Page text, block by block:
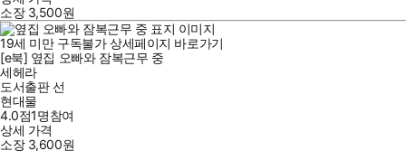
소장 3,500원
19세 미만 구독불가 상세페이지 바로가기
[e북] 옆집 오빠와 잠복근무 중
세헤라
도서출판 선
현대물
4.0점1명참여
상세 가격
소장 3,600원